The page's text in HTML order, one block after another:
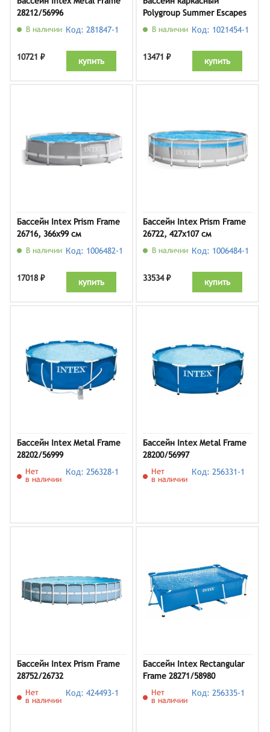
СПА бассейны с джакузи
28212/56996
В наличии Код: 281847-1
10721 ₽ купить
Polygroup Summer Escapes
P20-1042-A 305 х 107 см
В наличии Код: 1021454-1
13471 ₽ купить
Бассейн Intex Prism Frame
26716, 366х99 см
В наличии Код: 1006482-1
17018 ₽ купить
Бассейн Intex Prism Frame
26722, 427х107 см
В наличии Код: 1006484-1
33534 ₽ купить
Бассейн Intex Metal Frame
28202/56999
Нет
в наличии
Код: 256328-1
Бассейн Intex Metal Frame
28200/56997
Нет
в наличии
Код: 256331-1
Бассейн Intex Prism Frame
28752/26732
Нет
в наличии
Код: 424493-1
Бассейн Intex Rectangular
Frame 28271/58980
Нет
в наличии
Код: 256335-1